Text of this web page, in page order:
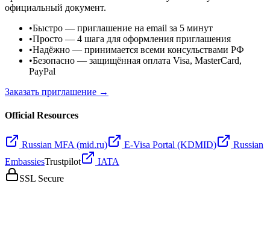
официальный документ.
•Быстро — приглашение на email за 5 минут
•Просто — 4 шага для оформления приглашения
•Надёжно — принимается всеми консульствами РФ
•Безопасно — защищённая оплата Visa, MasterCard,
PayPal
Заказать приглашение →
Official Resources
Russian MFA (mid.ru) E-Visa Portal (KDMID)
Russian
EmbassiesTrustpilot
IATA
SSL Secure